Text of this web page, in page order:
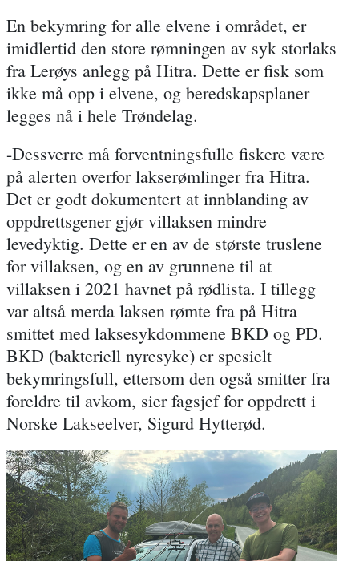
En bekymring for alle elvene i området, er
imidlertid den store rømningen av syk storlaks
fra Lerøys anlegg på Hitra. Dette er fisk som
ikke må opp i elvene, og beredskapsplaner
legges nå i hele Trøndelag.
-Dessverre må forventningsfulle fiskere være
på alerten overfor lakserømlinger fra Hitra.
Det er godt dokumentert at innblanding av
oppdrettsgener gjør villaksen mindre
levedyktig. Dette er en av de største truslene
for villaksen, og en av grunnene til at
villaksen i 2021 havnet på rødlista. I tillegg
var altså merda laksen rømte fra på Hitra
smittet med laksesykdommene BKD og PD.
BKD (bakteriell nyresyke) er spesielt
bekymringsfull, ettersom den også smitter fra
foreldre til avkom, sier fagsjef for oppdrett i
Norske Lakseelver, Sigurd Hytterød.